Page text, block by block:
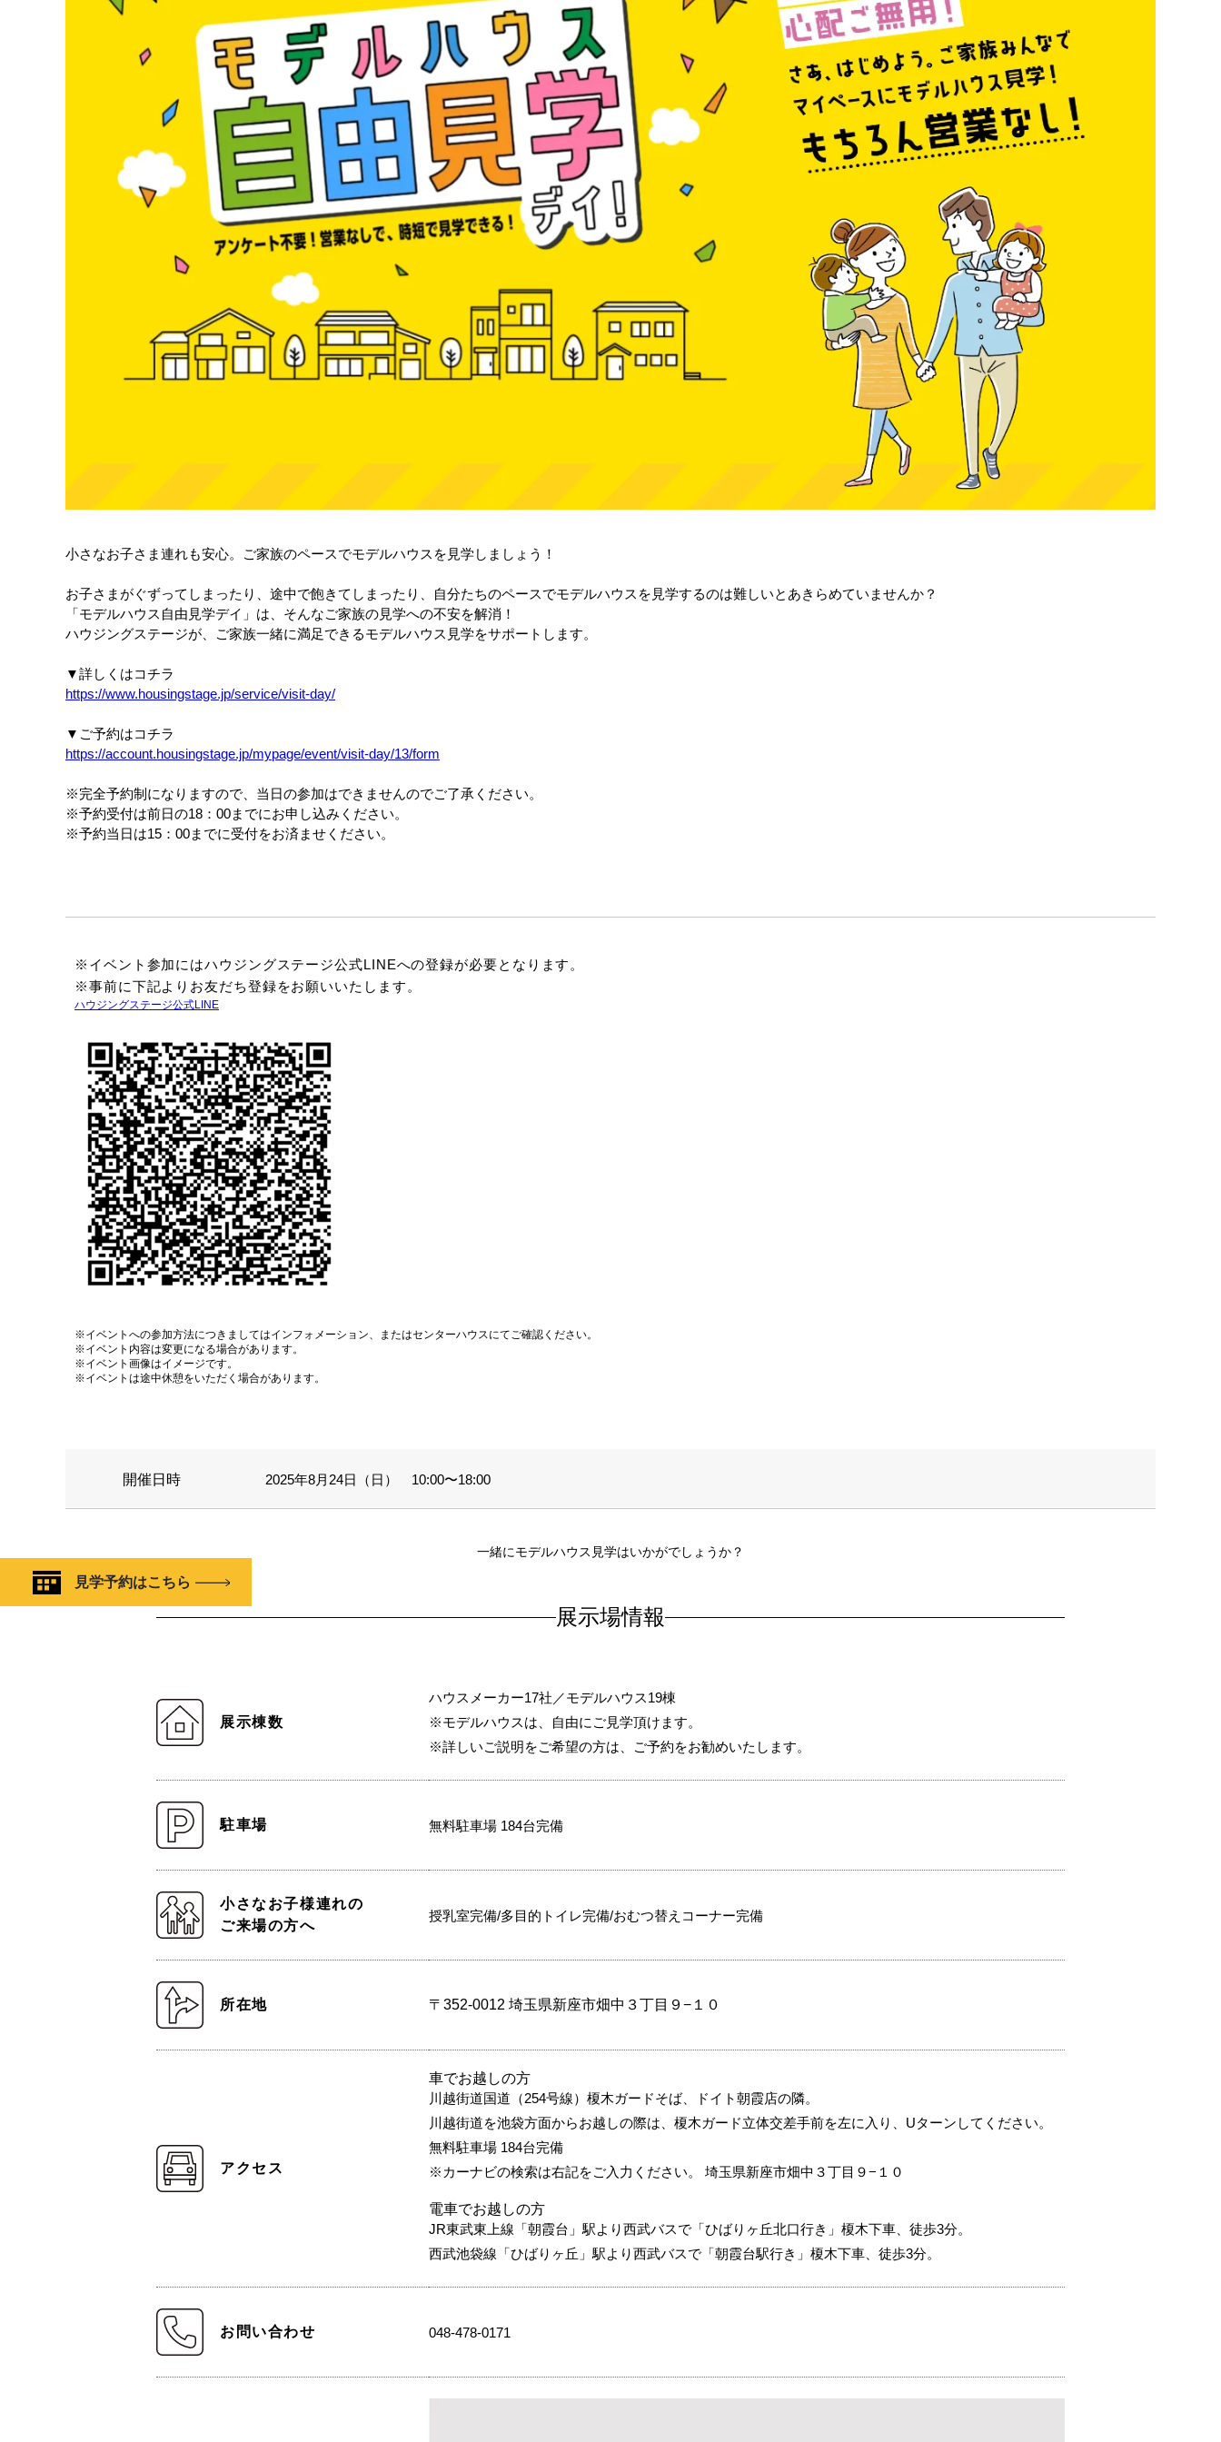
小さなお子さま連れも安心。ご家族のペースでモデルハウスを見学しましょう！
お子さまがぐずってしまったり、途中で飽きてしまったり、自分たちのペースでモデルハウスを見学するのは難しいとあきらめていませんか？
「モデルハウス自由見学デイ」は、そんなご家族の見学への不安を解消！
ハウジングステージが、ご家族一緒に満足できるモデルハウス見学をサポートします。
▼詳しくはコチラ
https://www.housingstage.jp/service/visit-day/
▼ご予約はコチラ
https://account.housingstage.jp/mypage/event/visit-day/13/form
※完全予約制になりますので、当日の参加はできませんのでご了承ください。
※予約受付は前日の18：00までにお申し込みください。
※予約当日は15：00までに受付をお済ませください。
※イベント参加にはハウジングステージ公式LINEへの登録が必要となります。
※事前に下記よりお友だち登録をお願いいたします。
ハウジングステージ公式LINE
※イベントへの参加方法につきましてはインフォメーション、またはセンターハウスにてご確認ください。
※イベント内容は変更になる場合があります。
※イベント画像はイメージです。
※イベントは途中休憩をいただく場合があります。
開催日時 2025年8月24日（日） 10:00〜18:00
一緒にモデルハウス見学はいかがでしょうか？
見学予約はこちら
展示場情報
展示棟数
ハウスメーカー17社／モデルハウス19棟
※モデルハウスは、自由にご見学頂けます。
※詳しいご説明をご希望の方は、ご予約をお勧めいたします。
駐車場 無料駐車場 184台完備
小さなお子様連れの
ご来場の方へ
授乳室完備/多目的トイレ完備/おむつ替えコーナー完備
所在地 〒352-0012 埼玉県新座市畑中３丁目９−１０
アクセス
車でお越しの方
川越街道国道（254号線）榎木ガードそば、ドイト朝霞店の隣。
川越街道を池袋方面からお越しの際は、榎木ガード立体交差手前を左に入り、Uターンしてください。
無料駐車場 184台完備
※カーナビの検索は右記をご入力ください。 埼玉県新座市畑中３丁目９−１０
電車でお越しの方
JR東武東上線「朝霞台」駅より西武バスで「ひばりヶ丘北口行き」榎木下車、徒歩3分。
西武池袋線「ひばりヶ丘」駅より西武バスで「朝霞台駅行き」榎木下車、徒歩3分。
お問い合わせ 048-478-0171